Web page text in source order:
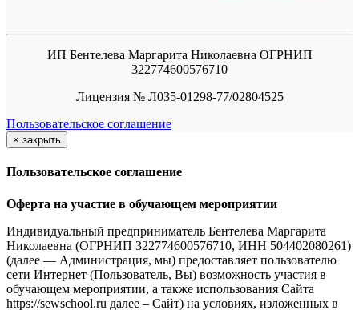
ИП Бентелева Маргарита Николаевна ОГРНИП
322774600576710
Лицензия № Л035-01298-77/02804525
Пользовательское соглашение
× закрыть
Пользовательское соглашение
Оферта на участие в обучающем мероприятии
Индивидуальный предприниматель Бентелева Маргарита
Николаевна (ОГРНИП 322774600576710, ИНН 504402080261)
(далее — Администрация, мы) предоставляет пользователю
сети Интернет (Пользователь, Вы) возможность участия в
обучающем мероприятии, а также использования Сайта
https://sewschool.ru далее – Сайт) на условиях, изложенных в